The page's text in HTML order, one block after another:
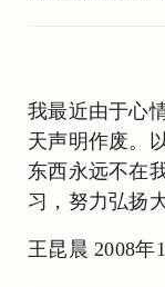
我最近由于心
天声明作废。
东西永远不在
习，努力弘扬
王昆晨 2008年